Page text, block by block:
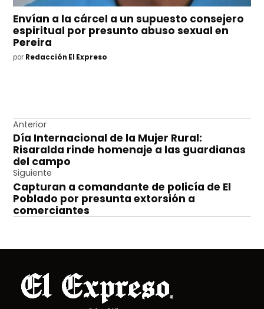
Envían a la cárcel a un supuesto consejero
espiritual por presunto abuso sexual en
Pereira
por Redacción El Expreso
Navegación
de
entradas
Anterior
Día Internacional de la Mujer Rural:
Risaralda rinde homenaje a las guardianas
del campo
Siguiente
Capturan a comandante de policía de El
Poblado por presunta extorsión a
comerciantes